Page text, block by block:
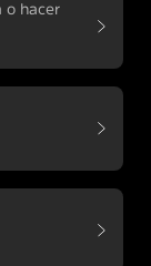
o hacer